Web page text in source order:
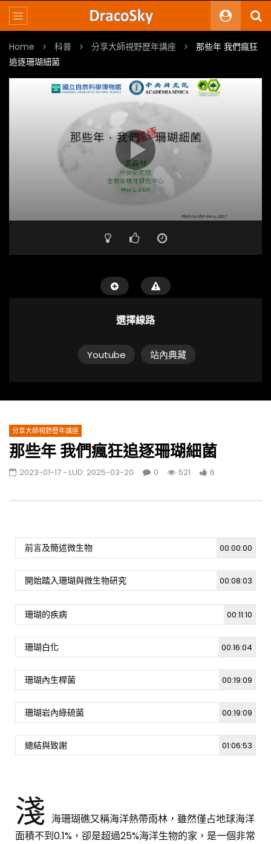
Home 科普 分享大師視野歷年講座
那些年 我們瘋狂
追逐珊瑚細菌
選擇線路
Youtube 站內典藏
分享大師視野歷年講座
那些年 我們瘋狂追逐珊瑚細菌
2023-01-17- LUD: 2025-03-20 0 521 6
前言及簡述微生物 00:00:00
開始踏入珊瑚與微生物研究 00:08:03
珊瑚的疾病 00:11:10
珊瑚白化 00:16:04
珊瑚內生桿菌 00:19:09
珊瑚岩內綠硫菌 00:19:09
總結與致謝 01:06:53
淺 海珊瑚礁又稱海洋熱帶雨林，雖然僅占地球海洋
面積不到0.1%，卻是超過25%海洋生物的家，是一個非常